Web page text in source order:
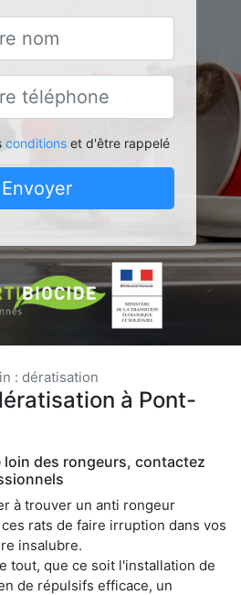
conditionset d'être rappelé
Envoyer
: dératisation
à Pont-
loin des rongeurs, contactez
à trouver un anti rongeur
rats de faire irruption dans vos
insalubre.
tout, que ce soit l'installation de
de répulsifs efficace, un